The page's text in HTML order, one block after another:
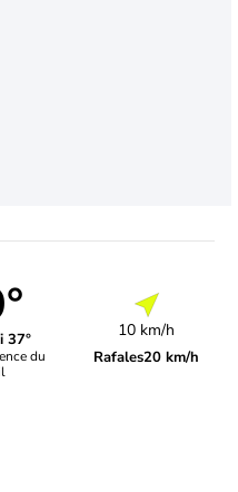
37°
du
10 km/h
Rafales20 km/h